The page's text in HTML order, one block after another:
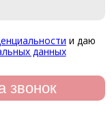
и даю
данных